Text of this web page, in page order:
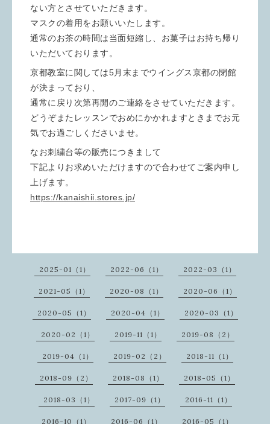
ない方とさせていただきます。
マスクの着用をお願いいたします。
通常のお茶の時間は当面短縮し、お菓子はお持ち帰り
いただいております。
京都教室に関しては5月末までウイングス京都の閉館
が決まっており、
通常に戻り次第再開のご連絡をさせていただきます。
どうぞまたレッスンでおめにかかれますときまでお元
気でお過ごしくださいませ。
なお刺繍台等の販売につきまして
下記よりお求めいただけますので合わせてご案内申し
上げます。
https://kanaishii.stores.jp/
2025-01（1） 2022-06（1） 2022-03（1）
2021-05（1） 2020-08（1） 2020-06（1）
2020-05（1） 2020-04（1） 2020-03（1）
2020-02（1） 2019-11（1） 2019-08（2）
2019-04（1） 2019-02（2） 2018-11（1）
2018-09（2） 2018-08（1） 2018-05（1）
2018-03（1） 2017-09（1） 2016-11（1）
2016-10（1） 2016-06（1） 2016-05（1）